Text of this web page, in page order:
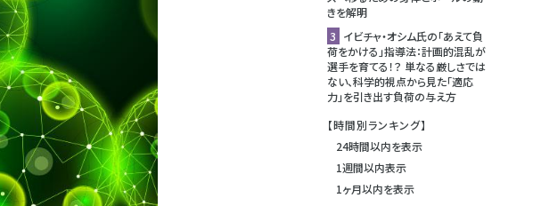
きを解明
3 イビチャ・オシム氏の「あえて負
荷をかける」指導法：計画的混乱が
選手を育てる！？ 単なる厳しさでは
ない、科学的視点から見た「適応
力」を引き出す負荷の与え方
【時間別ランキング】
24時間以内を表示
1週間以内表示
1ヶ月以内を表示